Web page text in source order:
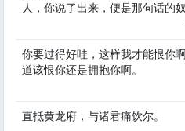
人，你说了出来，便是那句话的奴
你要过得好哇，这样我才能恨你
道该恨你还是拥抱你啊。
直抵黄龙府，与诸君痛饮尔。